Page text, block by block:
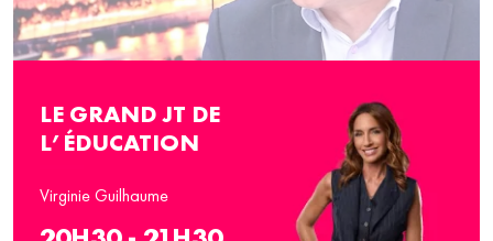
LE GRAND JT DE
L’ÉDUCATION
Virginie Guilhaume